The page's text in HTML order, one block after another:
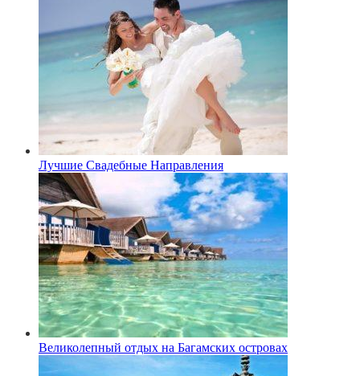
Лучшие Свадебные Направления
Великолепный отдых на Багамских островах